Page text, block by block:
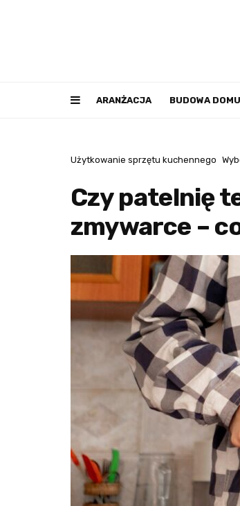
ARANŻACJA BUDOWA DOMU
Użytkowanie sprzętu kuchennego
Czy patelnię
zmywarce –